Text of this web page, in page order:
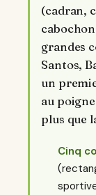
(cadran,
grandes
Santos,
un
au
plus que
Cinq